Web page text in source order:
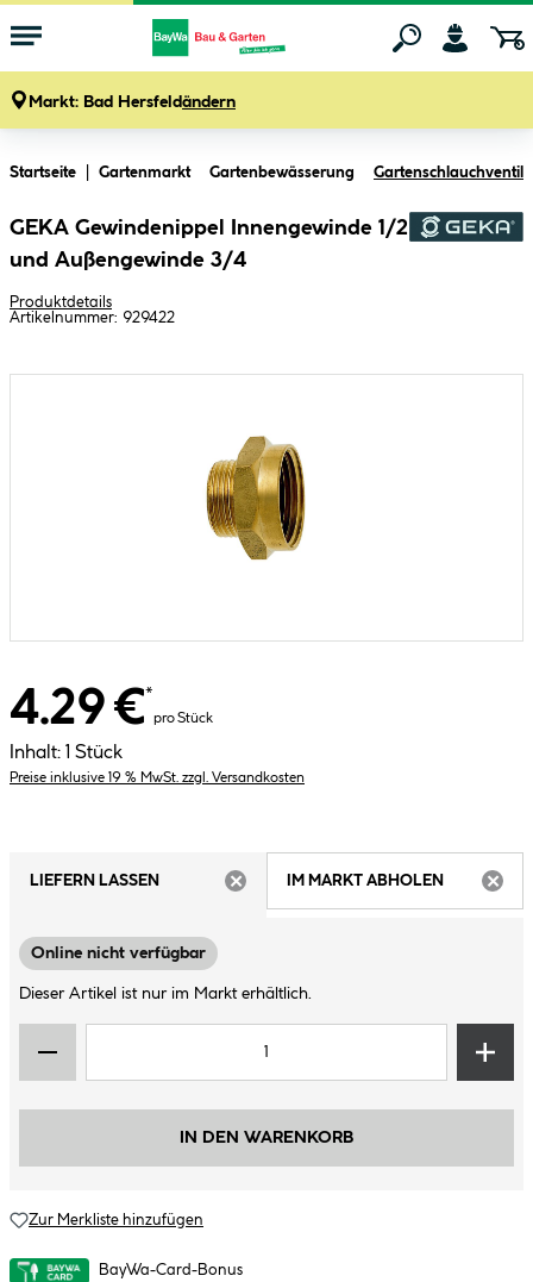
Markt: Bad Hersfeldändern
Startseite Gartenmarkt Gartenbewässerung
GEKA Gewindenippel Innengewinde 1/2
und Außengewinde 3/4
Produktdetails
Artikelnummer: 929422
4.29 €*
pro Stück
Inhalt: 1 Stück
Preise inklusive 19 % MwSt. zzgl. Versandkosten
LIEFERN LASSEN
IM MARKT ABHOLEN
Online nicht verfügbar
Dieser Artikel ist nur im Markt erhältlich.
IN DEN WARENKORB
Zur Merkliste hinzufügen
BayWa-Card-Bonus